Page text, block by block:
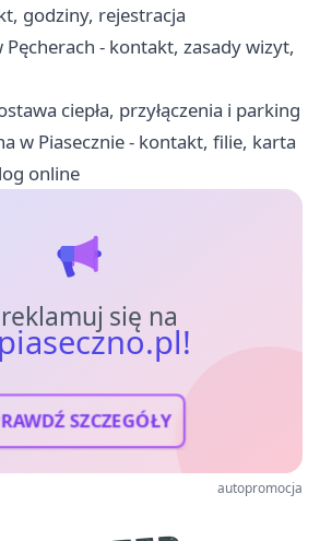
godziny, rejestracja
- kontakt, zasady wizyt,
ciepła, przyłączenia i parking
w Piasecznie - kontakt, filie, karta
online
się na
SZCZEGÓŁY
autopromocja